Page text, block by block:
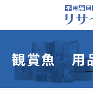
観賞魚 用